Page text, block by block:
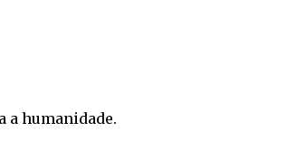
a humanidade.